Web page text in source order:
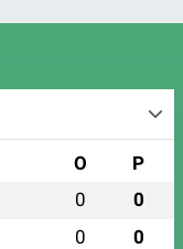
O P
0 0
0 0